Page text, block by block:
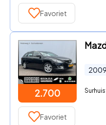
Favoriet
2.700
2009
Favoriet